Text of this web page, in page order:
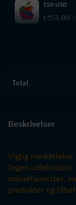
150 USD
$ 155.00
Total
Beskrivelser
Vigtig meddelelse:
Ingen
onlinetjenester,
produkter og